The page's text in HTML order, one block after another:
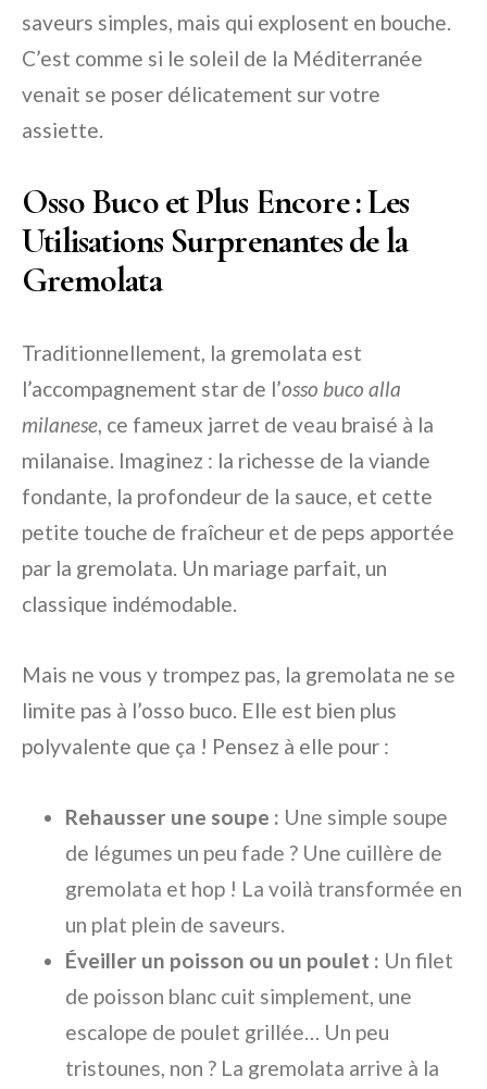
saveurs simples, mais qui explosent en bouche.
C’est comme si le soleil de la Méditerranée
venait se poser délicatement sur votre
assiette.
Osso Buco et Plus Encore : Les
Utilisations Surprenantes de la
Gremolata
Traditionnellement, la gremolata est
l’accompagnement star de l’osso buco alla
milanese, ce fameux jarret de veau braisé à la
milanaise. Imaginez : la richesse de la viande
fondante, la profondeur de la sauce, et cette
petite touche de fraîcheur et de peps apportée
par la gremolata. Un mariage parfait, un
classique indémodable.
Mais ne vous y trompez pas, la gremolata ne se
limite pas à l’osso buco. Elle est bien plus
polyvalente que ça ! Pensez à elle pour :
Rehausser une soupe : Une simple soupe
de légumes un peu fade ? Une cuillère de
gremolata et hop ! La voilà transformée en
un plat plein de saveurs.
Éveiller un poisson ou un poulet : Un filet
de poisson blanc cuit simplement, une
escalope de poulet grillée… Un peu
tristounes, non ? La gremolata arrive à la